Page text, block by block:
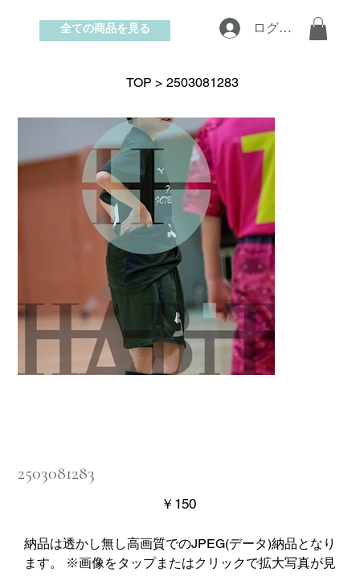
お問い合わせ
ログイン
全ての商品を見る
TOP > 2503081283
2503081283
価
格
￥150
納品は透かし無し高画質でのJPEG(データ)納品となり
ます。 ※画像をタップまたはクリックで拡大写真が見